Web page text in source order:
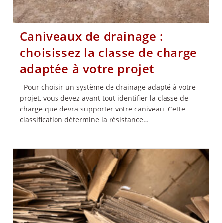
Caniveaux de drainage :
choisissez la classe de charge
adaptée à votre projet
Pour choisir un système de drainage adapté à votre
projet, vous devez avant tout identifier la classe de
charge que devra supporter votre caniveau. Cette
classification détermine la résistance…